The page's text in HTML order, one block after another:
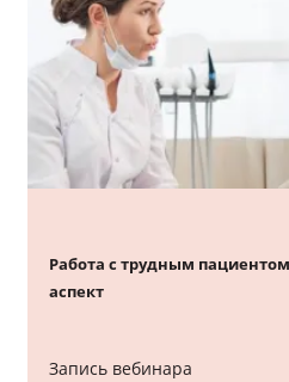
Работа с трудным
аспект
Запись вебинара